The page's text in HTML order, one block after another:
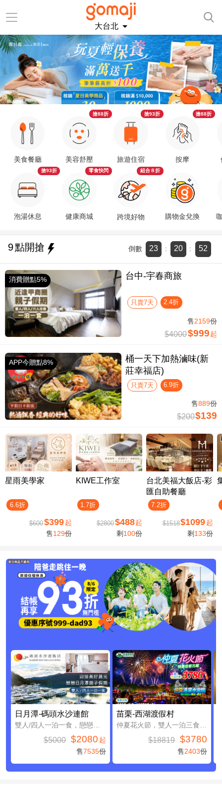
大台北
美食餐廳
泡湯休息
搶93折
美容舒壓
搶88折
健康商城
零食快閃
旅遊住宿
搶93折
跨境好物
組合８折
按摩
搶88折
購物金兌換
9點開搶 倒數 23 : 20 : 51
消費贈點5% 台中-宇春商旅
只賣7天 2.4折
售2159份
$4000$999 起
APP今贈點8%
桶一天下加熱滷味(新
莊幸福店)
只賣7天 6.9折
售889份
$200$139
星雨美學家
6.6折
$600$399 起
售129份
KIWE工作室
1.7折
$2800$488起
剩 100份
台北美福大飯店-彩
匯自助餐廳
7.2折
$1518$1099 起
剩 133份
日月潭-碼頭水沙連館
$5000 $2080 起
售7535份
苗栗-西湖渡假村
$18819 $3780
售2403份